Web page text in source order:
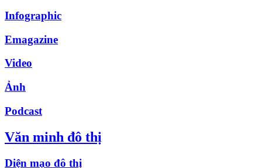
Infographic
Emagazine
Video
Ảnh
Podcast
Văn minh đô thị
Diện mạo đô thị